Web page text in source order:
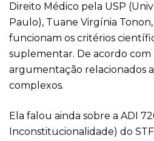
Direito Médico pela USP
Paulo), Tuane Virgínia
funcionam os critérios
suplementar. De acordo com
argumentação relacionados
complexos.
Ela falou ainda sobre a ADI
Inconstitucionalidade) do